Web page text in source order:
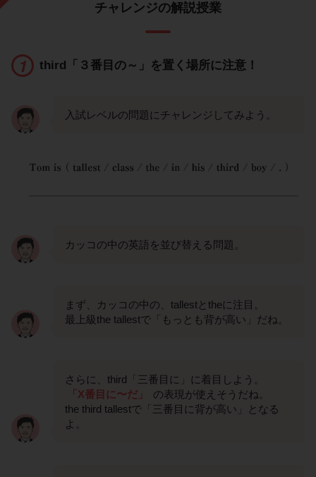
チャレンジの解説授業
third「３番目の～」を置く場所に注意！
入試レベルの問題にチャレンジしてみよう。
カッコの中の英語を並び替える問題。
まず、カッコの中の、tallestとtheに注目。
最上級the tallestで「もっとも背が高い」だね。
さらに、third「三番目に」に着目しよう。
「X番目に〜だ」
の表現が使えそうだね。
the third tallestで「三番目に背が高い」となる
よ。